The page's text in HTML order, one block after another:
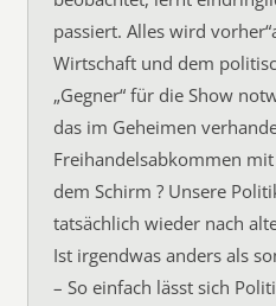
passiert. Alles wird
Wirtschaft und dem
„Gegner“ für die Show
das im Geheimen
Freihandelsabkommen
dem Schirm ? Unsere
tatsächlich wieder nach
Ist irgendwas anders als
– So einfach lässt sich